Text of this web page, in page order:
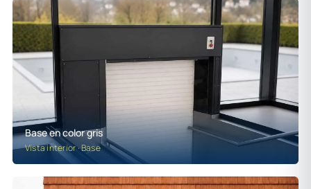
Base en color gris
Vista interior · Base